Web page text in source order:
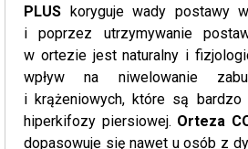
PLUS koryguje wady postawy
i poprzez utrzymywanie
w ortezie jest naturalny i
wpływ na niwelowanie
i krążeniowych, które są
hiperkifozy piersiowej. Orteza
dopasowuje się nawet u osób z